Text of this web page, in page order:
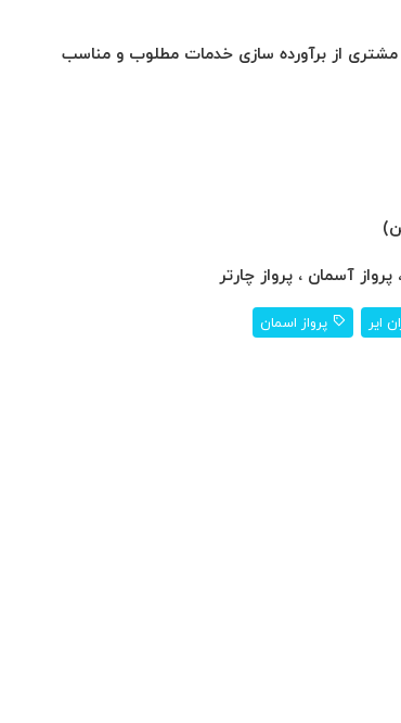
از برآورده سازی خدمات مطلوب و مناسب
آسمان ، پرواز چارتر
ایر پرواز اسمان